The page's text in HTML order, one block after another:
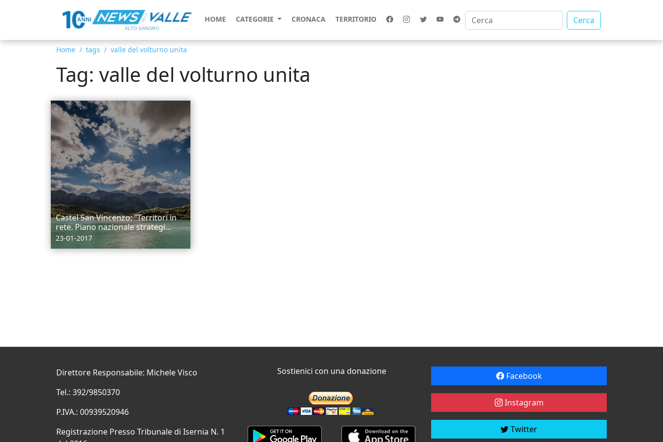
HOME CATEGORIE CRONACA TERRITORIO Cerca
Home tags valle del volturno unita
Tag: valle del volturno unita
Castel San Vincenzo: “Territori in
rete. Piano nazionale strategi...
23-01-2017
Direttore Responsabile: Michele Visco
Tel.: 392/9850370
P.IVA.: 00939520946
Registrazione Presso Tribunale di Isernia N. 1
Sostienici con una donazione Facebook
Instagram
Twitter